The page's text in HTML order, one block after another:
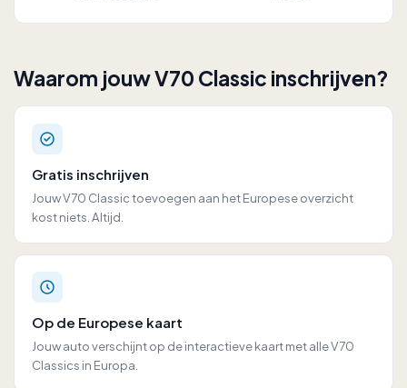
Waarom jouw V70 Classic inschrijven?
Gratis inschrijven
Jouw V70 Classic toevoegen aan het Europese overzicht
kost niets. Altijd.
Op de Europese kaart
Jouw auto verschijnt op de interactieve kaart met alle V70
Classics in Europa.